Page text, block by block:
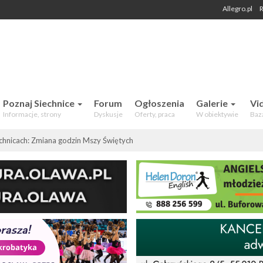
Aktualności,
Allegro.pl
Poznaj Siechnice
Informacje, strony
Forum
Dyskusje
Ogłoszenia
Oferty, praca
Galerie
W obiektywie
Zmiana godzin Mszy Świętych